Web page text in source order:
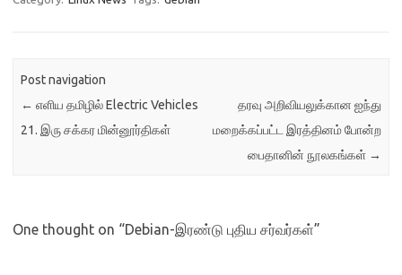
Post navigation
← எளிய தமிழில் Electric Vehicles
21. இரு சக்கர மின்னூர்திகள்
தரவு அறிவியலுக்கான ஐந்து
மறைக்கப்பட்ட இரத்தினம் போன்ற
பைதானின் நூலகங்கள் →
One thought on “Debian-இரண்டு புதிய சர்வர்கள்”